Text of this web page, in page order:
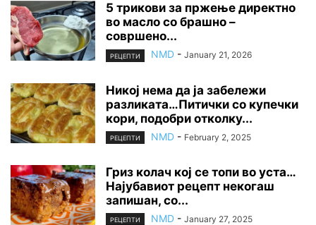
5 трикови за пржење директно
во масло со брашно –
совршено...
РЕЦЕПТИ NMD - January 21, 2026
Никој нема да ја забележи
разликата…Питички со купечки
кори, подобри отколку...
РЕЦЕПТИ NMD - February 2, 2025
Гриз колач кој се топи во уста…
Најубавиот рецепт некогаш
запишан, со...
РЕЦЕПТИ NMD - January 27, 2025